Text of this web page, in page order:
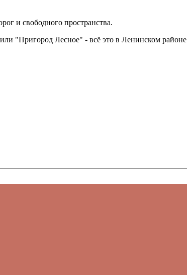
и свободного пространства.
"Пригород Лесное" - всё это в Ленинском районе